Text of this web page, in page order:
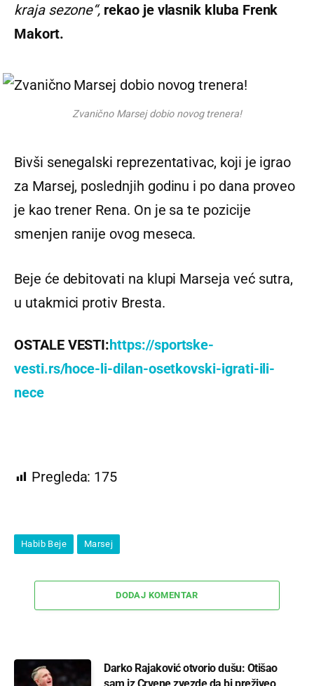
kraja sezone“, rekao je vlasnik kluba Frenk
Makort.
Zvanično Marsej dobio novog trenera!
Bivši senegalski reprezentativac, koji je igrao
za Marsej, poslednjih godinu i po dana proveo
je kao trener Rena. On je sa te pozicije
smenjen ranije ovog meseca.
Beje će debitovati na klupi Marseja već sutra,
u utakmici protiv Bresta.
OSTALE VESTI:https://sportske-
vesti.rs/hoce-li-dilan-osetkovski-igrati-ili-
nece
Pregleda: 175
Habib Beje Marsej
DODAJ KOMENTAR
Darko Rajaković otvorio dušu: Otišao